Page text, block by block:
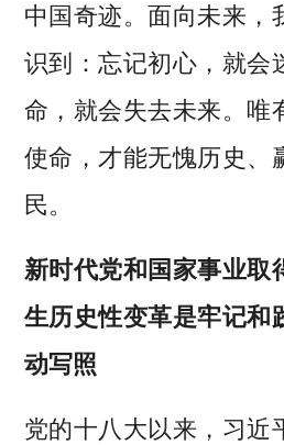
中国奇迹。面向未来，
识到：忘记初心，就会
命，就会失去未来。唯
使命，才能无愧历史、
民。
新时代党和国家事业取
生历史性变革是牢记和
动写照
党的十八大以来，习近